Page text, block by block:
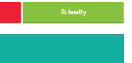
feedly